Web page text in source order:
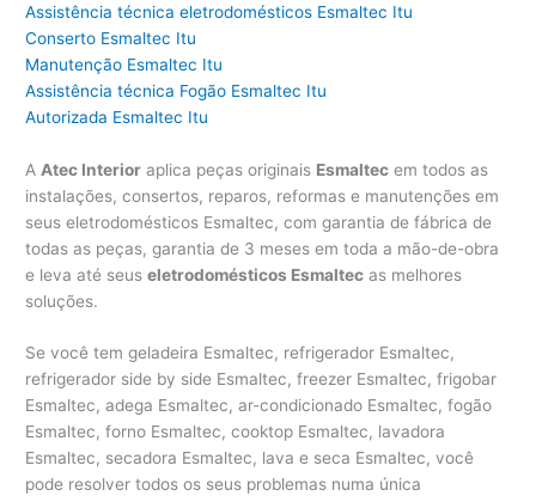
Assistência técnica eletrodomésticos Esmaltec Itu
Conserto Esmaltec Itu
Manutenção Esmaltec Itu
Assistência técnica Fogão Esmaltec Itu
Autorizada Esmaltec Itu
A Atec Interior aplica peças originais Esmaltec em todos as
instalações, consertos, reparos, reformas e manutenções em
seus eletrodomésticos Esmaltec, com garantia de fábrica de
todas as peças, garantia de 3 meses em toda a mão-de-obra
e leva até seuseletrodomésticos Esmaltec as melhores
soluções.
Se você tem geladeira Esmaltec, refrigerador Esmaltec,
refrigerador side by side Esmaltec, freezer Esmaltec, frigobar
Esmaltec, adega Esmaltec, ar-condicionado Esmaltec, fogão
Esmaltec, forno Esmaltec, cooktop Esmaltec, lavadora
Esmaltec, secadora Esmaltec, lava e seca Esmaltec, você
pode resolver todos os seus problemas numa única